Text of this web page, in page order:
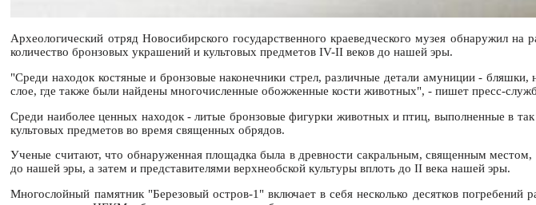
Археологический отряд Новосибирского государственного краеведческого музея обнаружил
количество бронзовых украшений и культовых предметов IV-II веков до нашей эры.
"Среди находок костяные и бронзовые наконечники стрел, различные детали амуниции -
слое, где также были найдены многочисленные обожженные кости животных", - пишет пресс-
Среди наиболее ценных находок - литые бронзовые фигурки животных и птиц, выполненные в
культовых предметов во время священных обрядов.
Ученые считают, что обнаруженная площадка была в древности сакральным, священным местом,
до нашей эры, а затем и представителями верхнеобской культуры вплоть до II века нашей эры.
Многослойный памятник "Березовый остров-1" включает в себя несколько десятков